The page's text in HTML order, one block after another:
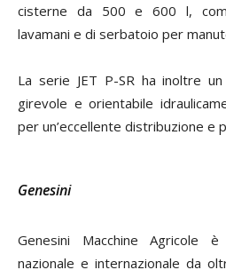
cisterne da 500 e 600 l,
lavamani e di serbatoio per
La serie JET P-SR ha inoltre
girevole e orientabile
per un’eccellente distribuzione e
Genesini
Genesini Macchine Agricole
nazionale e internazionale da